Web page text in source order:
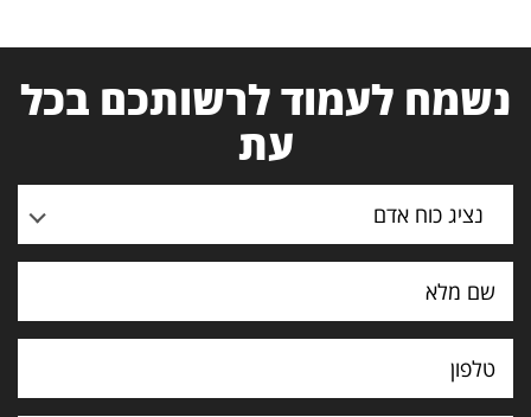
נשמח לעמוד לרשותכם בכל
עת
נציג כוח אדם